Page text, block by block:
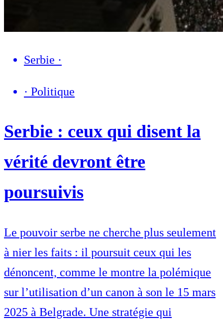
Serbie ·
· Politique
Serbie : ceux qui disent la
vérité devront être
poursuivis
Le pouvoir serbe ne cherche plus seulement
à nier les faits : il poursuit ceux qui les
dénoncent, comme le montre la polémique
sur l’utilisation d’un canon à son le 15 mars
2025 à Belgrade. Une stratégie qui